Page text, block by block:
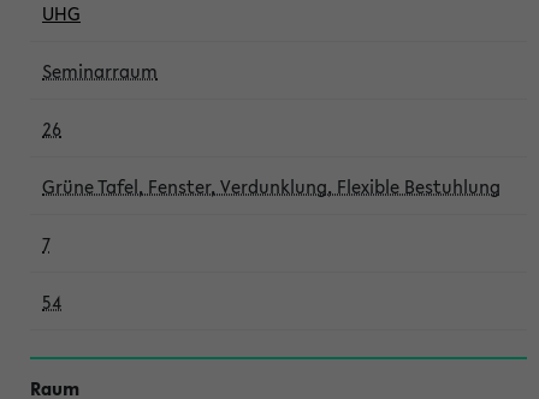
UHG
Seminarraum
26
Grüne Tafel, Fenster, Verdunklung, Flexible Bestuhlung
7
54